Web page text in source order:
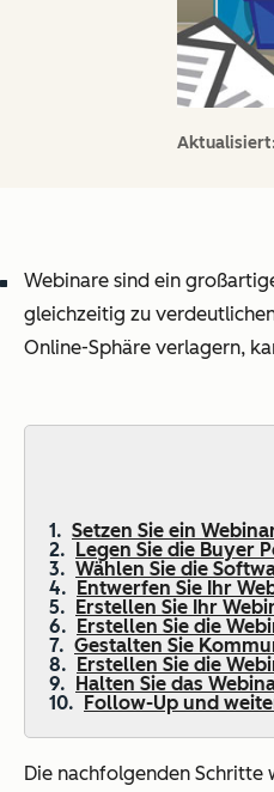
Aktualisiert:
Webinare sind ein
gleichzeitig zu
Online-Sphäre verlagern,
Setzen Sie ein
Legen Sie die Buyer
Wählen Sie die
Entwerfen Sie Ihr
Erstellen Sie Ihr
Erstellen Sie die
Gestalten Sie
Erstellen Sie die
Halten Sie das
Follow-Up und
Die nachfolgenden Schritte